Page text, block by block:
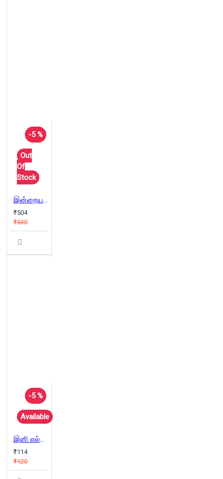
-5 %
Out
Of
Stock
இன்றைய காந்தி(கட்டுரைகள்)
₹504
₹530
-5 %
Available
இனி எல்லாம் சுகப்பிரசவமே
₹114
₹120